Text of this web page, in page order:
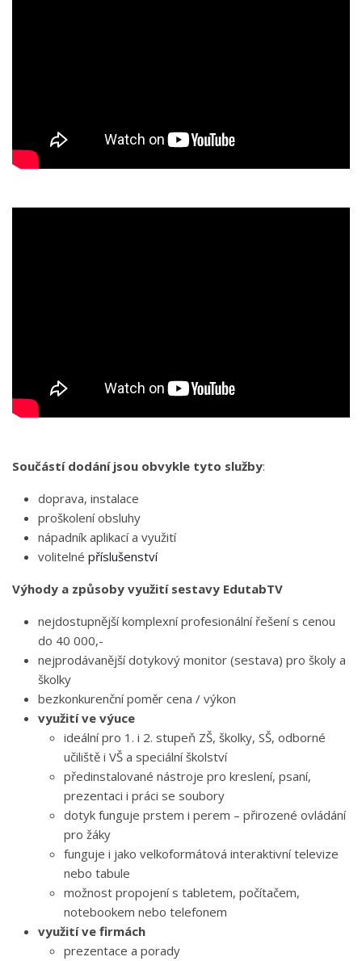
Součástí dodání jsou obvykle tyto služby:
doprava, instalace
proškolení obsluhy
nápadník aplikací a využití
volitelné příslušenství
Výhody a způsoby využití sestavy EdutabTV
nejdostupnější komplexní profesionální řešení s cenou
do 40 000,-
nejprodávanější dotykový monitor (sestava) pro školy a
školky
bezkonkurenční poměr cena / výkon
využití ve výuce
ideální pro 1. i 2. stupeň ZŠ, školky, SŠ, odborné
učiliště i VŠ a speciální školství
předinstalované nástroje pro kreslení, psaní,
prezentaci i práci se soubory
dotyk funguje prstem i perem – přirozené ovládání
pro žáky
funguje i jako velkoformátová interaktivní televize
nebo tabule
možnost propojení s tabletem, počítačem,
notebookem nebo telefonem
využití ve firmách
prezentace a porady